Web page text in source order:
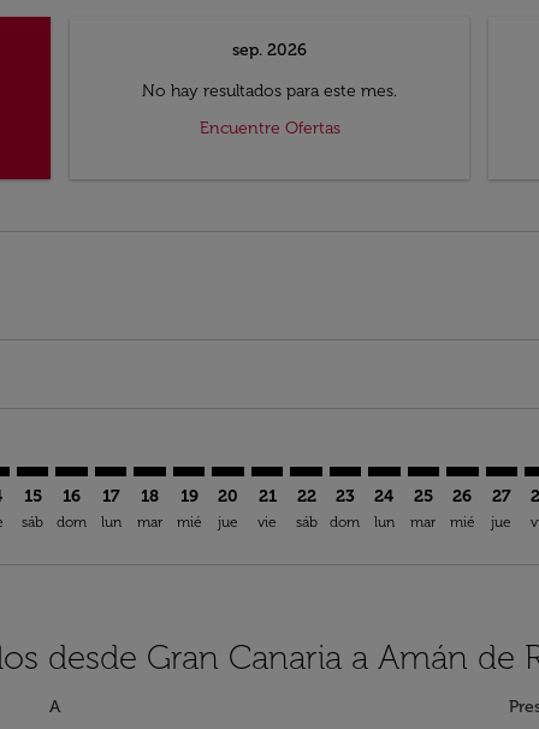
sep. 2026
No hay resultados para este mes.
Encuentre Ofertas
15
sáb
16
dom
17
lun
18
mar
LPA–AMM: cmp-view-offers-disclaimer.
19
mié
LPA–AMM: cmp-view-offers-
20
jue
LPA–AMM: cmp-view-offers-
21
vie
LPA–AMM: cmp-view-
22
sáb
LPA–AMM: cmp-
23
dom
LPA–AMM: cmp-
24
lun
LPA–AMM:
25
mar
26
mié
27
jue
desde Gran Canaria a Amán de
A